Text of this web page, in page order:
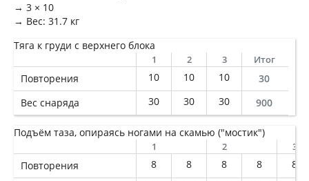
→ 3 × 10
→ Вес: 31.7 кг
Тяга к груди с верхнего блока
1 2 3 Итог
Повторения 10 10 10
30
Вес снаряда
30 30 30 900
Подъём таза, опираясь ногами на скамью ("мостик")
1 2 3
Повторения 8 8 8 8
8